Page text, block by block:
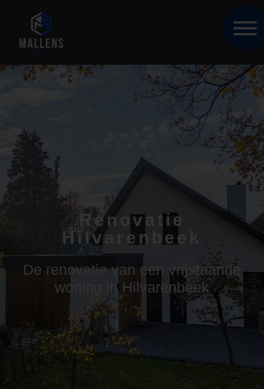
Renovatie
Hilvarenbeek
De renovatie van een vrijstaande
woning in Hilvarenbeek